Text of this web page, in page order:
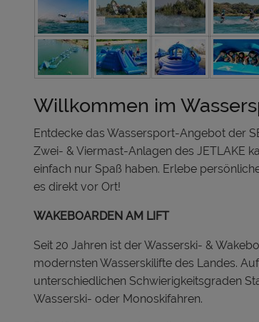
Willkommen im
Entdecke das Wassersport-Angebot der
Zwei- & Viermast-Anlagen des JETLAKE
einfach nur Spaß haben. Erlebe
es direkt vor Ort!
WAKEBOARDEN AM LIFT
Seit 20 Jahren ist der Wasserski- &
modernsten Wasserskilifte des Landes.
unterschiedlichen Schwierigkeitsgraden
Wasserski- oder Monoskifahren.